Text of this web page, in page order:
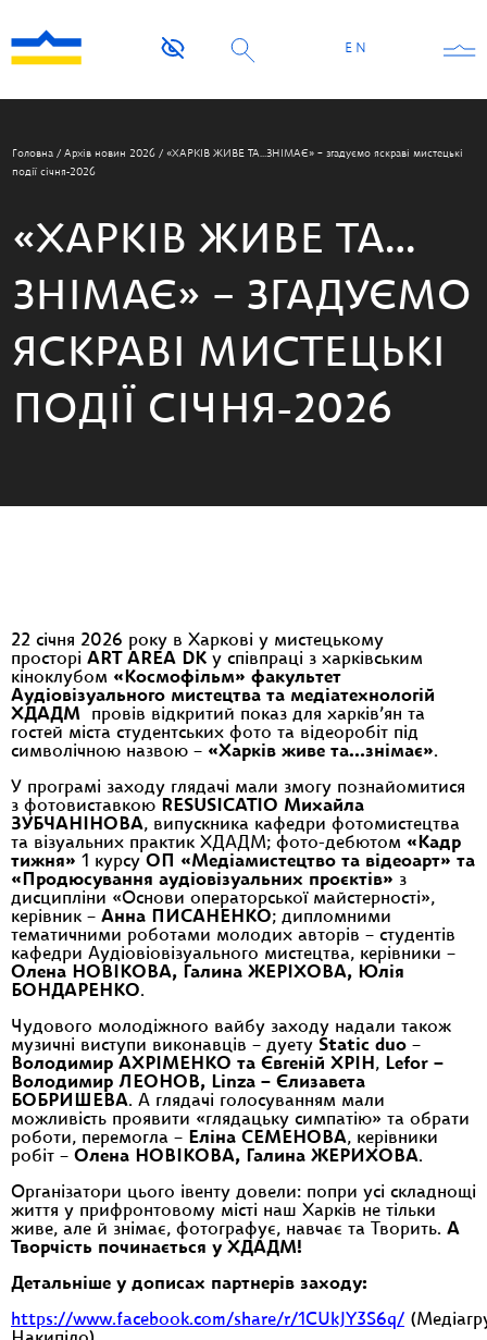
EN
Головна / Архів новин 2026 / «ХАРКІВ ЖИВЕ ТА…ЗНІМАЄ» – згадуємо яскраві мистецькі
події січня-2026
«ХАРКІВ ЖИВЕ ТА…
ЗНІМАЄ» – ЗГАДУЄМО
ЯСКРАВІ МИСТЕЦЬКІ
ПОДІЇ СІЧНЯ-2026
22 січня 2026 року в Харкові у мистецькому
просторі ART AREA DK у співпраці з харківським
кіноклубом «Космофільм» факультет
Аудіовізуального мистецтва та медіатехнологій
ХДАДМ провів відкритий показ для харків’ян та
гостей міста студентських фото та відеоробіт під
символічною назвою – «Харків живе та…знімає».
У програмі заходу глядачі мали змогу познайомитися
з фотовиставкою RESUSICATIO Михайла
ЗУБЧАНІНОВА, випускника кафедри фотомистецтва
та візуальних практик ХДАДМ; фото-дебютом «Кадр
тижня» 1 курсу ОП «Медіамистецтво та відеоарт» та
«Продюсування аудіовізуальних проєктів» з
дисципліни «Основи операторської майстерності»,
керівник – Анна ПИСАНЕНКО; дипломними
тематичними роботами молодих авторів – студентів
кафедри Аудіовіовізуального мистецтва, керівники –
Олена НОВІКОВА, Галина ЖЕРІХОВА, Юлія
БОНДАРЕНКО.
Чудового молодіжного вайбу заходу надали також
музичні виступи виконавців – дуету Static duo –
Володимир АХРІМЕНКО та Євгеній ХРІН , Lefor –
Володимир ЛЕОНОВ, Linza – Єлизавета
БОБРИШЕВА. А глядачі голосуванням мали
можливість проявити «глядацьку симпатію» та обрати
роботи, перемогла – Еліна СЕМЕНОВА, керівники
робіт – Олена НОВІКОВА, Галина ЖЕРИХОВА.
Організатори цього івенту довели: попри усі складнощі
життя у прифронтовому місті наш Харків не тільки
живе, але й знімає, фотографує, навчає та Творить. А
Творчість починається у ХДАДМ!
Детальніше у дописах партнерів заходу:
https://www.facebook.com/share/r/1CUkJY3S6q/